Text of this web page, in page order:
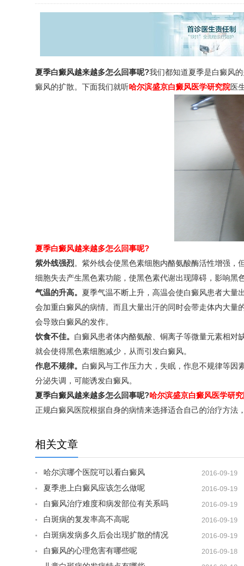
夏季白癜风越来越多怎么回事呢?我们都知道夏季是白癜风
癜风的扩散。下面我们就听哈尔滨盛京白癜风医学研究院医
夏季白癜风越来越多怎么回事呢?
紫外线强烈。紫外线会使黑色素细胞内酪氨酸酶活性增强，
细胞失去产生黑色素功能，使黑色素代谢出现障碍，影响黑
气温的升高。 夏季气温不断上升，高温会使白癜风患者大量
会加重白癜风的病情。而且大量出汗的同时会带走体内大
会导致白癜风的发作。
饮食不佳。 白癜风患者体内酪氨酸、铜离子等微量元素相对
就会使得黑色素细胞减少，从而引发白癜风。
作息不规律。 白癜风与工作压力大，失眠，作息不规律等因
分泌失调，可能诱发白癜风。
夏季白癜风越来越多怎么回事呢?哈尔滨盛京白癜风医学研
正规白癜风医院根据自身的病情来选择适合自己的治疗方法
相关文章
哈尔滨哪个医院可以看白癜风 2016-09-19
夏季患上白癜风应该怎么做呢 2016-09-19
白癜风治疗难度和病发部位有关系吗 2016-09-19
白斑病的复发率高不高呢 2016-09-19
白斑病发病多久后会出现扩散的情况 2016-09-19
白癜风的心理危害有哪些呢 2016-09-18